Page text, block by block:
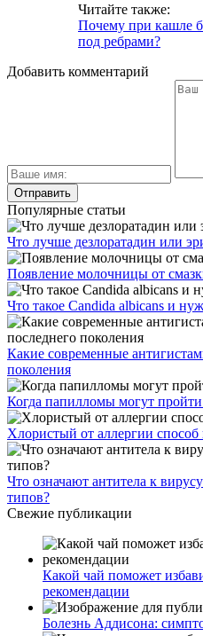
Читайте также:
Почему при кашле
под ребрами?
Добавить комментарий
Популярные статьи
Что лучше дезлоратадин или
Появление молочницы от
Что такое Candida albicans и
Какие современные
поколения
Когда папилломы могут
Хлористый от аллергии
Что означают антитела к
типов?
Свежие публикации
Какой чай поможет
рекомендации
Болезнь Аддисона: